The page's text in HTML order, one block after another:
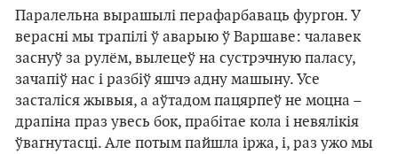
Паралельна вырашылі перафарбаваць фургон. У
верасні мы трапілі ў аварыю ў Варшаве: чалавек
заснуў за рулём, вылецеў на сустрэчную паласу,
зачапіў нас і разбіў яшчэ адну машыну. Усе
засталіся жывыя, а аўтадом пацярпеў не моцна –
драпіна праз увесь бок, прабітае кола і невялікія
ўвагнутасці. Але потым пайшла іржа, і, раз ужо мы